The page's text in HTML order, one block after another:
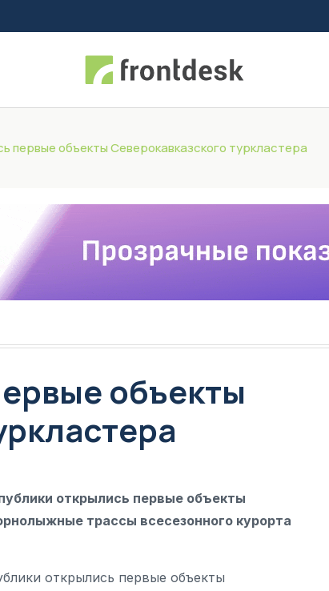
первые объекты Северокавказского туркластера
объекты
открылись первые объекты
трассы всесезонного курорта
открылись первые объекты